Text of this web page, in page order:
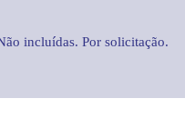
incluídas. Por solicitação.